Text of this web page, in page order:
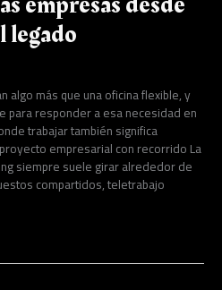
legado
algo más que una oficina flexible, y
para responder a esa necesidad en
trabajar también significa
empresarial con recorrido La
siempre suele girar alrededor de
compartidos, teletrabajo